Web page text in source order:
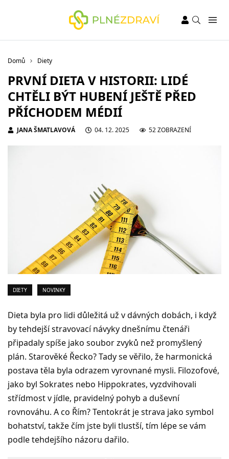
Domů Diety
PRVNÍ DIETA V HISTORII: LIDÉ
CHTĚLI BÝT HUBENÍ JEŠTĚ PŘED
PŘÍCHODEM MÉDIÍ
JANA ŠMATLAVOVÁ 04. 12. 2025 52 ZOBRAZENÍ
DIETY NOVINKY
Dieta byla pro lidi důležitá už v dávných dobách, i když
by tehdejší stravovací návyky dnešnímu čtenáři
připadaly spíše jako soubor zvyků než promyšlený
plán. Starověké Řecko? Tady se věřilo, že harmonická
postava těla byla odrazem vyrovnané mysli. Filozofové,
jako byl Sokrates nebo Hippokrates, vyzdvihovali
střídmost v jídle, pravidelný pohyb a duševní
rovnováhu. A co Řím? Tentokrát je strava jako symbol
bohatství, takže čím jste byli tlustší, tím lépe se vám
podle tehdejšího názoru dařilo.